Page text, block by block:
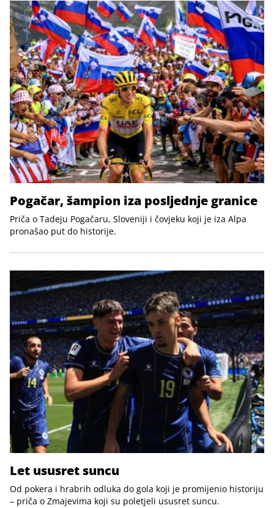
Pogačar, šampion iza posljednje granice
Priča o Tadeju Pogačaru, Sloveniji i čovjeku koji je iza Alpa
pronašao put do historije.
Let ususret suncu
Od pokera i hrabrih odluka do gola koji je promijenio historiju
– priča o Zmajevima koji su poletjeli ususret suncu.